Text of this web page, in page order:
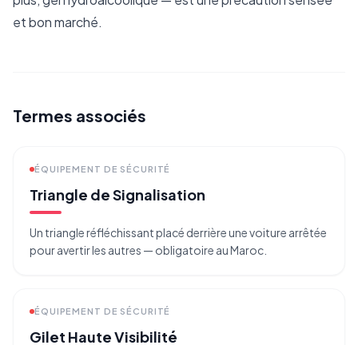
et bon marché.
Termes associés
ÉQUIPEMENT DE SÉCURITÉ
Triangle de Signalisation
Un triangle réfléchissant placé derrière une voiture arrêtée
pour avertir les autres — obligatoire au Maroc.
ÉQUIPEMENT DE SÉCURITÉ
Gilet Haute Visibilité